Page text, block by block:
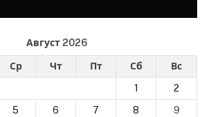
Август 2026
Ср Чт Пт Сб
Вс
1
2
5 6 7 8
9